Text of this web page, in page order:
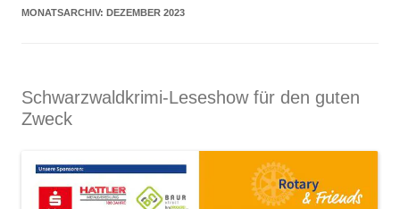
MONATSARCHIV: DEZEMBER 2023
Schwarzwaldkrimi-Leseshow für den guten
Zweck